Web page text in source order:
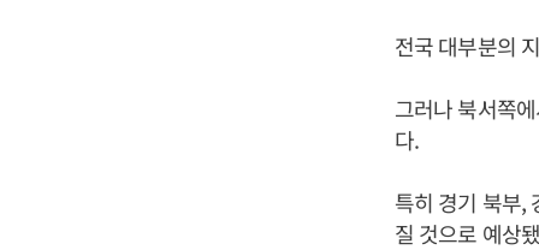
전국 대부분의
그러나 북서쪽
다.
특히 경기 북부,
질 것으로 예상